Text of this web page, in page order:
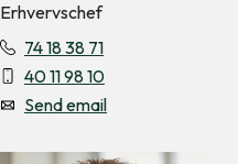
Erhvervschef
74 18 38 71
40 11 98 10
Send email